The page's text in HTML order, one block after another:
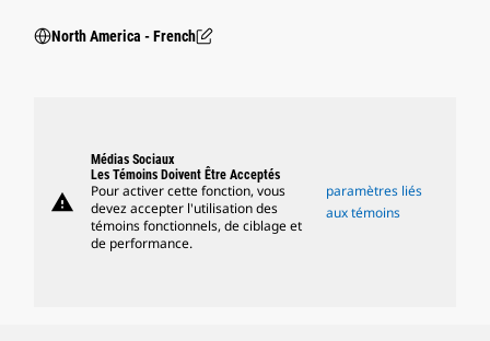
North America - French
warning
Médias Sociaux
Les Témoins Doivent Être Acceptés
Pour activer cette fonction, vous
devez accepter l'utilisation des
témoins fonctionnels, de ciblage et
de performance.
paramètres liés
aux témoins